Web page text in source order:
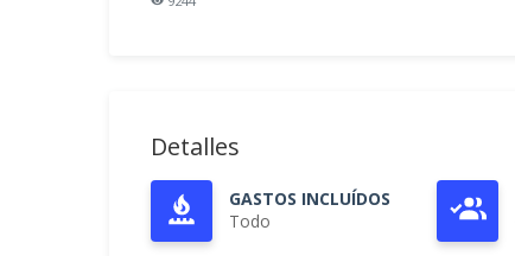
Detalles
GASTOS INCLUÍDOS
Todo